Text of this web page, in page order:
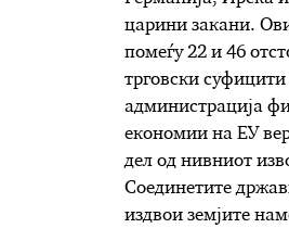
царини закани.
помеѓу 22 и 46
трговски
администрација
економии на ЕУ
дел од нивниот
Соединетите
издвои земјите